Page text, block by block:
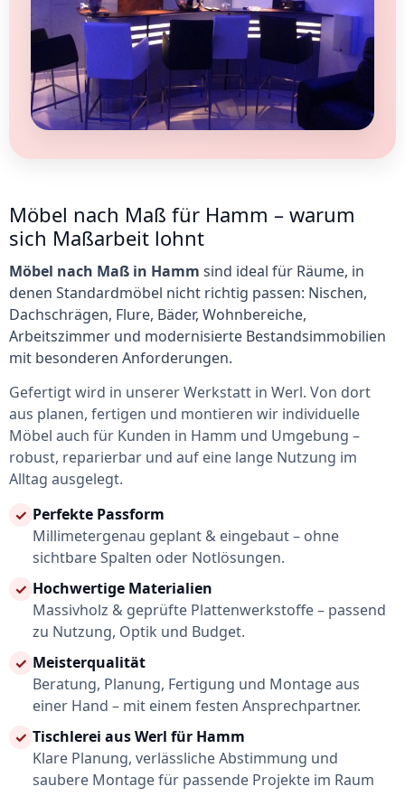
Möbel nach Maß für Hamm – warum
sich Maßarbeit lohnt
Möbel nach Maß in Hamm sind ideal für Räume, in
denen Standardmöbel nicht richtig passen: Nischen,
Dachschrägen, Flure, Bäder, Wohnbereiche,
Arbeitszimmer und modernisierte Bestandsimmobilien
mit besonderen Anforderungen.
Gefertigt wird in unserer Werkstatt in Werl. Von dort
aus planen, fertigen und montieren wir individuelle
Möbel auch für Kunden in Hamm und Umgebung –
robust, reparierbar und auf eine lange Nutzung im
Alltag ausgelegt.
✓ Perfekte Passform
Millimetergenau geplant & eingebaut – ohne
sichtbare Spalten oder Notlösungen.
✓ Hochwertige Materialien
Massivholz & geprüfte Plattenwerkstoffe – passend
zu Nutzung, Optik und Budget.
✓ Meisterqualität
Beratung, Planung, Fertigung und Montage aus
einer Hand – mit einem festen Ansprechpartner.
✓ Tischlerei aus Werl für Hamm
Klare Planung, verlässliche Abstimmung und
saubere Montage für passende Projekte im Raum